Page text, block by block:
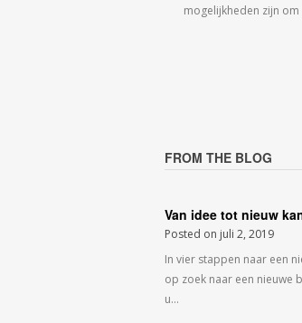
mogelijkheden zijn
FROM THE BLOG
Van idee tot nieuw
Posted on juli 2, 2019
In vier stappen naar een
op zoek naar een nieuwe
u…